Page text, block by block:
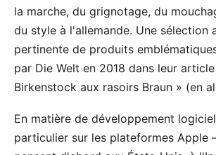
la marche, du grignotage, du
du style à l'allemande. Une sélection
pertinente de produits
par Die Welt en 2018 dans leur
Birkenstock aux rasoirs Braun » (en
En matière de développement
particulier sur les plateformes Apple